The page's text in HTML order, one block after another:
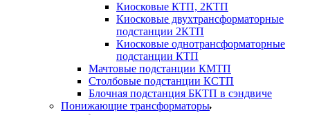
Киосковые КТП, 2КТП
Киосковые двухтрансформаторные
подстанции 2КТП
Киосковые однотрансформаторные
подстанции КТП
Мачтовые подстанции КМТП
Столбовые подстанции КСТП
Блочная подстанция БКТП в сэндвиче
Понижающие трансформаторы